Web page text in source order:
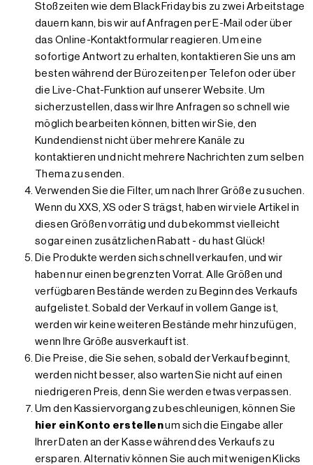
Stoßzeiten wie dem Black Friday bis zu zwei Arbeitstage
dauern kann, bis wir auf Anfragen per E-Mail oder über
das Online-Kontaktformular reagieren. Um eine
sofortige Antwort zu erhalten, kontaktieren Sie uns am
besten während der Bürozeiten per Telefon oder über
die Live-Chat-Funktion auf unserer Website. Um
sicherzustellen, dass wir Ihre Anfragen so schnell wie
möglich bearbeiten können, bitten wir Sie, den
Kundendienst nicht über mehrere Kanäle zu
kontaktieren und nicht mehrere Nachrichten zum selben
Thema zu senden.
Verwenden Sie die Filter, um nach Ihrer Größe zu suchen.
Wenn du XXS, XS oder S trägst, haben wir viele Artikel in
diesen Größen vorrätig und du bekommst vielleicht
sogar einen zusätzlichen Rabatt - du hast Glück!
Die Produkte werden sich schnell verkaufen, und wir
haben nur einen begrenzten Vorrat. Alle Größen und
verfügbaren Bestände werden zu Beginn des Verkaufs
aufgelistet. Sobald der Verkauf in vollem Gange ist,
werden wir keine weiteren Bestände mehr hinzufügen,
wenn Ihre Größe ausverkauft ist.
Die Preise, die Sie sehen, sobald der Verkauf beginnt,
werden nicht besser, also warten Sie nicht auf einen
niedrigeren Preis, denn Sie werden etwas verpassen.
Um den Kassiervorgang zu beschleunigen, können Sie
hier ein Konto erstellenum sich die Eingabe aller
Ihrer Daten an der Kasse während des Verkaufs zu
ersparen. Alternativ können Sie auch mit wenigen Klicks